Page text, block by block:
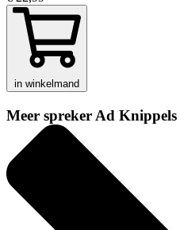
in winkelmand
Meer spreker Ad Knippels